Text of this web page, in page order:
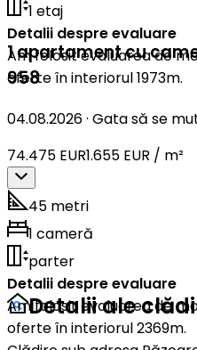
1 etaj
Detalii despre evaluare
Am folosit evaluarea de
oferte în interiorul 1973m.
1 apartament cu
958
04.08.2026· Gata să se
74.475 EUR1.655 EUR / m²
45 metri
1 cameră
parter
Detalii despre evaluare
Am folosit evaluarea de
oferte în interiorul 2369m.
Detalii ale